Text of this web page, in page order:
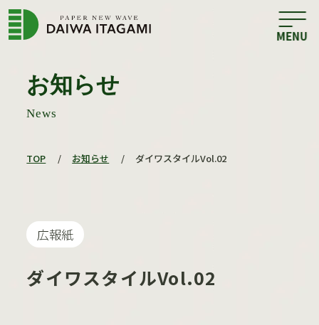
お知らせ
News
TOP / お知らせ / ダイワスタイルVol.02
広報紙
ダイワスタイルVol.02